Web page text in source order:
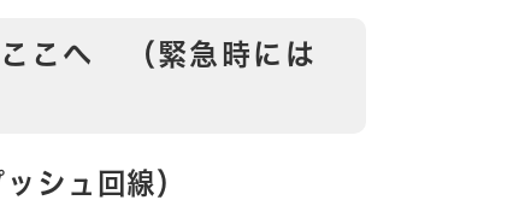
こへ （緊急時には
シュ回線）